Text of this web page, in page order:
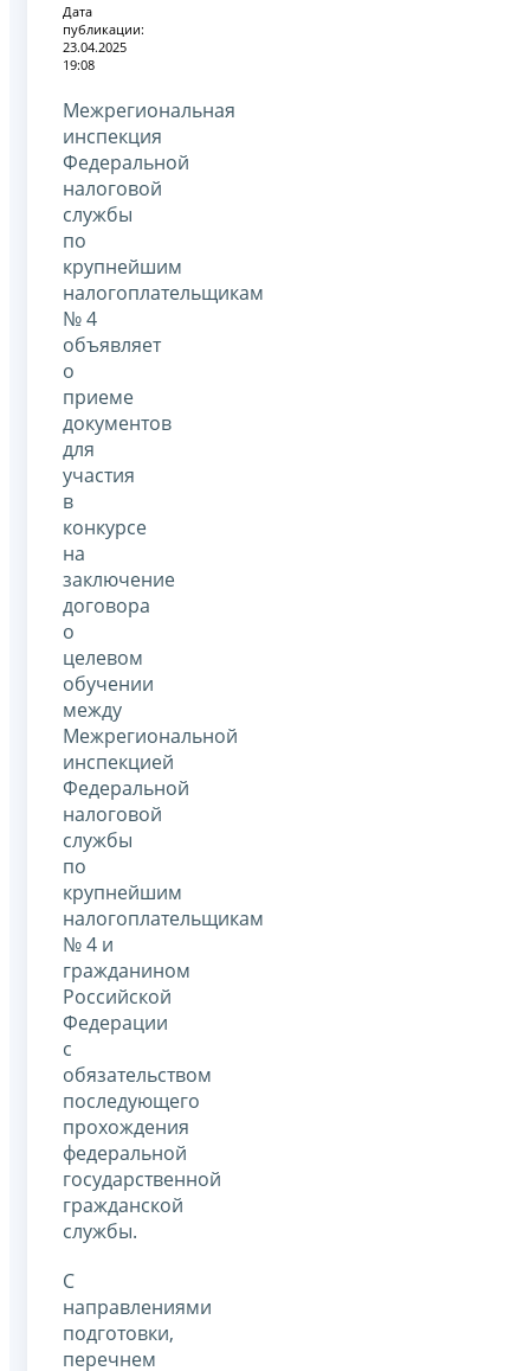
Дата
публикации:
23.04.2025
19:08
Межрегиональная
инспекция
Федеральной
налоговой
службы
по
крупнейшим
налогоплательщикам
№ 4
объявляет
о
приеме
документов
для
участия
в
конкурсе
на
заключение
договора
о
целевом
обучении
между
Межрегиональной
инспекцией
Федеральной
налоговой
службы
по
крупнейшим
налогоплательщикам
№ 4 и
гражданином
Российской
Федерации
с
обязательством
последующего
прохождения
федеральной
государственной
гражданской
службы.
С
направлениями
подготовки,
перечнем